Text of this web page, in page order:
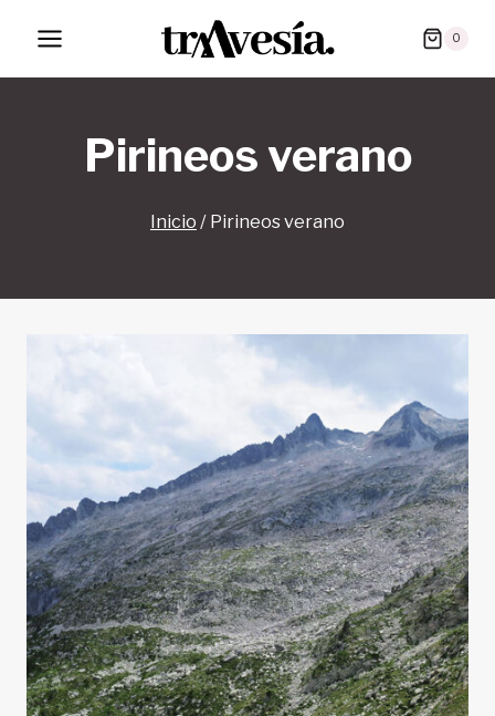
contenido
0
Pirineos verano
Inicio / Pirineos verano